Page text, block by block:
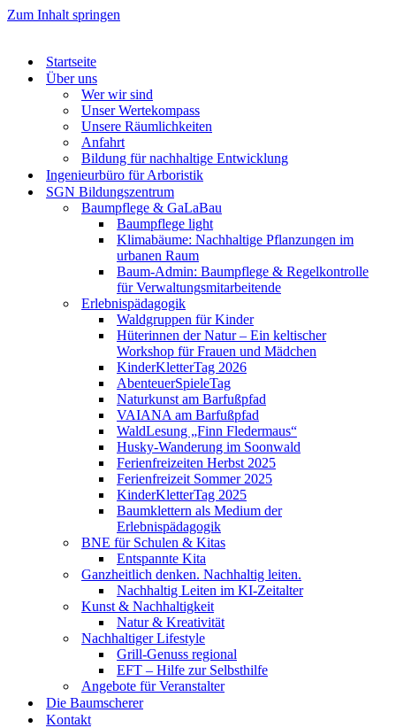
Zum Inhalt springen
Startseite
Über uns
Wer wir sind
Unser Wertekompass
Unsere Räumlichkeiten
Anfahrt
Bildung für nachhaltige Entwicklung
Ingenieurbüro für Arboristik
SGN Bildungszentrum
Baumpflege & GaLaBau
Baumpflege light
Klimabäume: Nachhaltige Pflanzungen im
urbanen Raum
Baum-Admin: Baumpflege & Regelkontrolle
für Verwaltungsmitarbeitende
Erlebnispädagogik
Waldgruppen für Kinder
Hüterinnen der Natur – Ein keltischer
Workshop für Frauen und Mädchen
KinderKletterTag 2026
AbenteuerSpieleTag
Naturkunst am Barfußpfad
VAIANA am Barfußpfad
WaldLesung „Finn Fledermaus“
Husky-Wanderung im Soonwald
Ferienfreizeiten Herbst 2025
Ferienfreizeit Sommer 2025
KinderKletterTag 2025
Baumklettern als Medium der
Erlebnispädagogik
BNE für Schulen & Kitas
Entspannte Kita
Ganzheitlich denken. Nachhaltig leiten.
Nachhaltig Leiten im KI-Zeitalter
Kunst & Nachhaltigkeit
Natur & Kreativität
Nachhaltiger Lifestyle
Grill-Genuss regional
EFT – Hilfe zur Selbsthilfe
Angebote für Veranstalter
Die Baumscherer
Kontakt